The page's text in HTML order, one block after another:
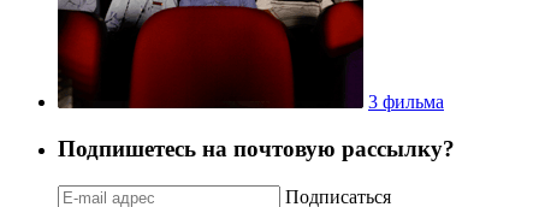
3 фильма
Подпишетесь на почтовую рассылку?
Подписаться